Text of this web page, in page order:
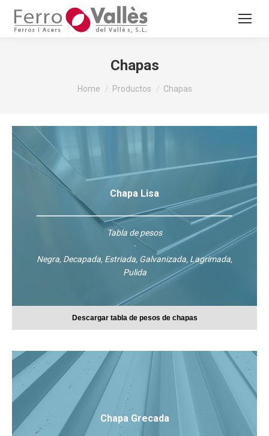
Chapas
You are here:
Home Productos Chapas
Chapa Lisa
Tabla de pesos
·
Negra, Decapada, Estriada, Galvanizada, Lagrimada,
Pulida
Descargar tabla de pesos de chapas
Chapa Grecada